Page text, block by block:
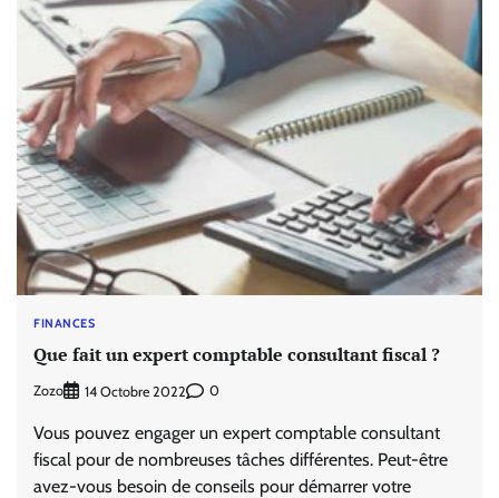
FINANCES
Que fait un expert comptable consultant fiscal ?
Zozo 14 Octobre 2022 0
Vous pouvez engager un expert comptable consultant
fiscal pour de nombreuses tâches différentes. Peut-être
avez-vous besoin de conseils pour démarrer votre